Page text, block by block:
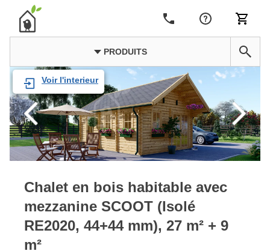
PRODUITS
Voir l'interieur
Chalet en bois habitable avec
mezzanine SCOOT (Isolé
RE2020, 44+44 mm), 27 m² + 9
m²